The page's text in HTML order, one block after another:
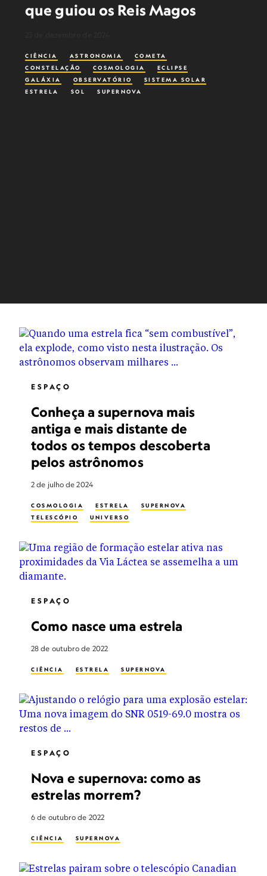
que guiou os Reis Magos
CIÊNCIA ASTRONOMIA
COMETA
CONSTELAÇÃO
COSMOLOGIA
ECLIPSE
GALÁXIA
OBSERVATÓRIO
SISTEMA SOLAR
ESTRELA
SOL SUPERNOVA
ESPAÇO
Conheça a supernova mais
antiga e mais distante de
todos os tempos descoberta
pelos astrônomos
2 de julho de 2024
COSMOLOGIA ESTRELA
SUPERNOVA
TELESCÓPIO
UNIVERSO
ESPAÇO
Como nasce uma estrela
28 de outubro de 2022
CIÊNCIA ESTRELA SUPERNOVA
ESPAÇO
Nova e supernova: como as
estrelas morrem?
6 de outubro de 2022
CIÊNCIA SUPERNOVA